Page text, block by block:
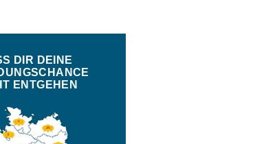
DIR DEINE
ENTGEHEN